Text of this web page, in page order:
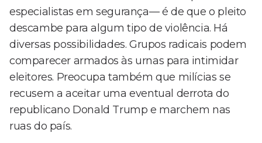
especialistas em segurança— é de que o pleito
descambe para algum tipo de violência. Há
diversas possibilidades. Grupos radicais podem
comparecer armados às urnas para intimidar
eleitores. Preocupa também que milícias se
recusem a aceitar uma eventual derrota do
republicano Donald Trump e marchem nas
ruas do país.